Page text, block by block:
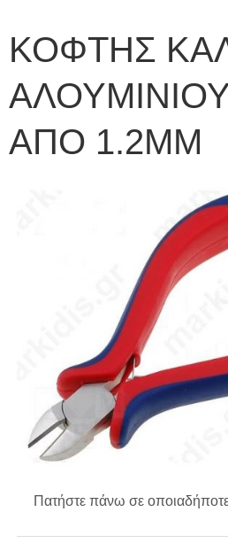
ΚΟΦΤΗΣ
ΑΠΟ 1.2ΜΜ
Πατήστε πάνω σε οποιαδήποτε